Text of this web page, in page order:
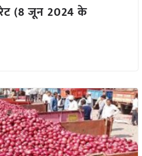
(8 जून 2024 के